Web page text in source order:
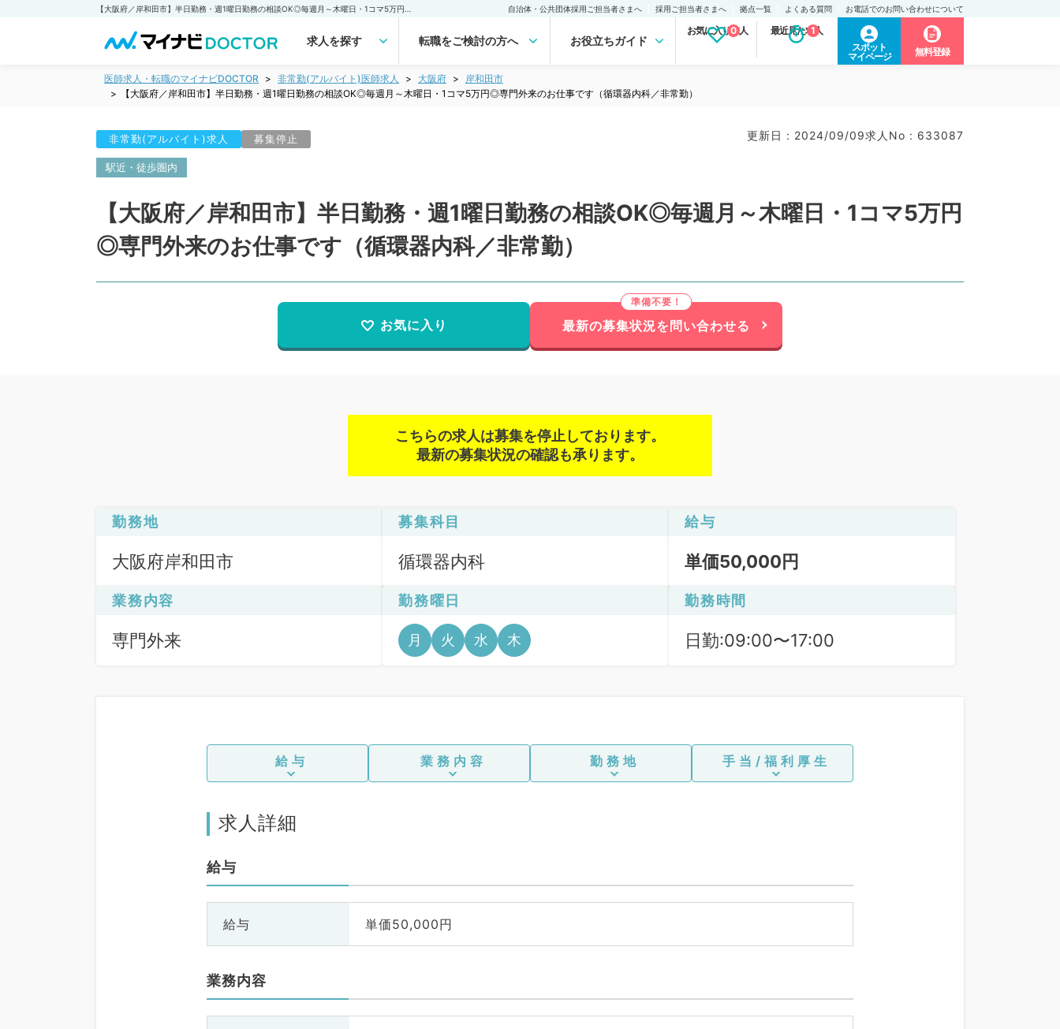
自治体・公共団体採用ご担当者さまへ 採用ご担当者さまへ 拠点一覧 よくある質問 お電話でのお問い合わせについて
求人を探す 転職をご検討の方へ お役立ちガイド
お気に入り求人
0 最近見た求人
1
スポット
マイページ
無料登録
医師求人・転職のマイナビDOCTOR 非常勤(アルバイト)医師求人 大阪府
岸和田市
【大阪府／岸和田市】半日勤務・週1曜日勤務の相談OK◎毎週月～木曜日・1コマ5万円◎専門外来のお仕事です（循環器内科／非常勤）
非常勤(アルバイト)求人 募集停止 更新日 : 2024/09/09求人No : 633087
駅近・徒歩圏内
【大阪府／岸和田市】半日勤務・週1曜日勤務の相談OK◎毎週月～木曜日・1コマ5万円
◎専門外来のお仕事です（循環器内科／非常勤）
お気に入り 最新の募集状況を問い合わせる
こちらの求人は募集を停止しております。
最新の募集状況の確認も承ります。
勤務地
大阪府岸和田市
募集科目
循環器内科
給与
単価50,000円
業務内容
専門外来
勤務曜日
月 火 水 木
勤務時間
日勤:09:00〜17:00
給与 業務内容 勤務地 手当/福利厚生
求人詳細
給与
給与 単価50,000円
業務内容